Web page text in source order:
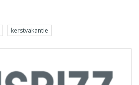
kerstvakantie